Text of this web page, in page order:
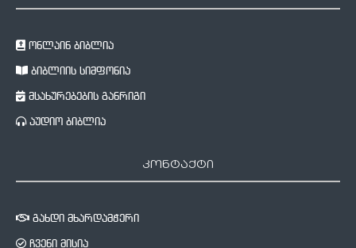
ონლაინ ბიბლია
ბიბლიის სიმფონია
მსახურებების განრიგი
აუდიო ბიბლია
კონტაქტი
გახდი მხარდამჭერი
ჩვენი მისია